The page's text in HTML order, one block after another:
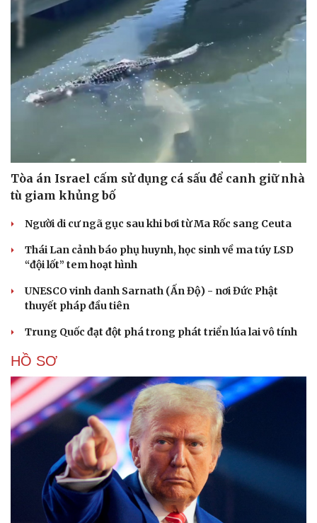
Cải chính
Tòa án Israel cấm sử dụng cá sấu để canh giữ nhà
tù giam khủng bố
Người di cư ngã gục sau khi bơi từ Ma Rốc sang Ceuta
Thái Lan cảnh báo phụ huynh, học sinh về ma túy LSD
“đội lốt” tem hoạt hình
UNESCO vinh danh Sarnath (Ấn Độ) - nơi Đức Phật
thuyết pháp đầu tiên
Trung Quốc đạt đột phá trong phát triển lúa lai vô tính
HỒ SƠ